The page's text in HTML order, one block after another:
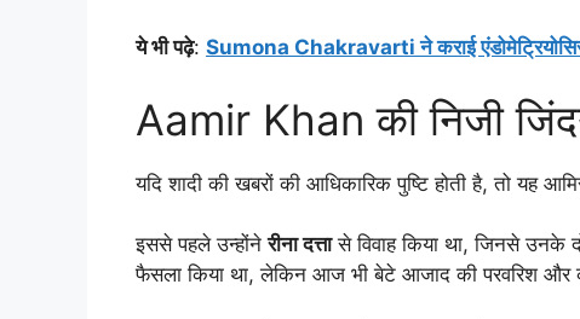
ये भी पढ़े: Sumona Chakravarti ने कराई एंडोमेट्रियोसिस
Aamir Khan की निजी
यदि शादी की खबरों की आधिकारिक पुष्टि होती है, तो यह
इससे पहले उन्होंनेरीना दत्तासे विवाह किया था, जिनसे उनके
फैसला किया था, लेकिन आज भी बेटे आजाद की परवरिश